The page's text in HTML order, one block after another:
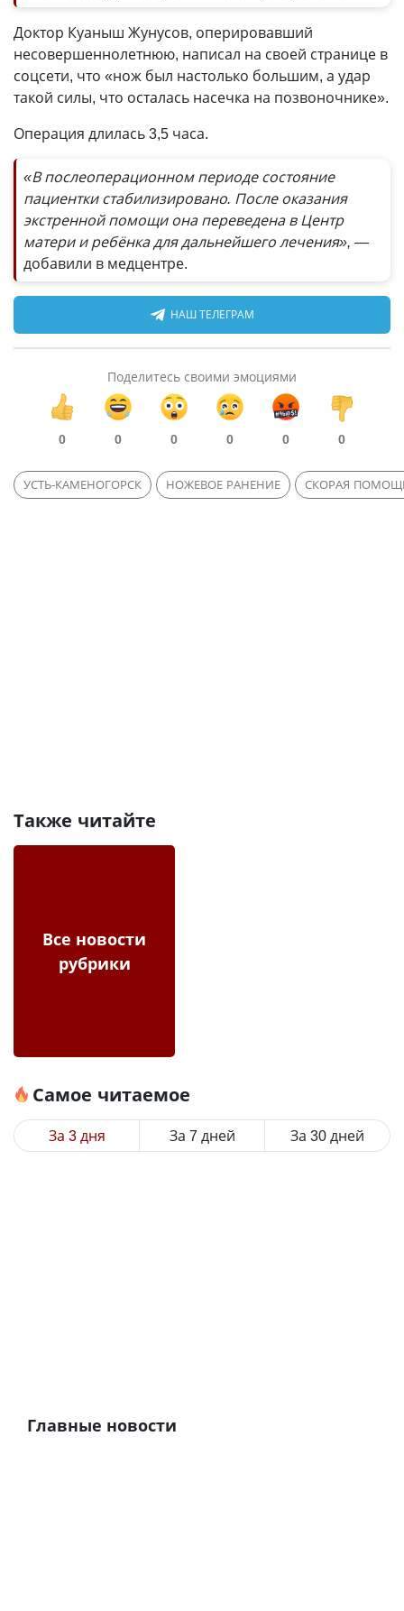
Доктор Куаныш Жунусов, оперировавший
несовершеннолетнюю, написал на своей странице в
соцсети, что «нож был настолько большим, а удар
такой силы, что осталась насечка на позвоночнике».
Операция длилась 3,5 часа.
«В послеоперационном периоде состояние
пациентки стабилизировано. После оказания
экстренной помощи она переведена в Центр
матери и ребёнка для дальнейшего лечения», —
добавили в медцентре.
НАШ ТЕЛЕГРАМ
Поделитесь своими эмоциями
0 0 0 0 0 0
УСТЬ-КАМЕНОГОРСК НОЖЕВОЕ РАНЕНИЕ СКОРАЯ
Также читайте
Все новости
рубрики
Самое читаемое
За 3 дня За 7 дней За 30 дней
Главные новости